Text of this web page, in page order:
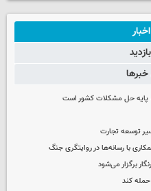
حل مشکلات کشور است
توسعه تجارت
با رسانه‌ها در روایتگری جنگ
برگزار می‌شود
حمله کند